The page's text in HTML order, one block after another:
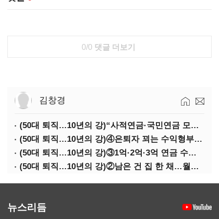
0/0 댓글 더보기
김창경
(50대 퇴직…10년의 강)“사적연금·국민연금 모두 당겨서 수령해야”
(50대 퇴직…10년의 강)④은퇴자 꾀는 수익형부동산·전업투자·편의점 창업
(50대 퇴직…10년의 강)③1억·2억·3억 연금 수령 전략
(50대 퇴직…10년의 강)②남은 건 집 한 채…월세 vs 배당 vs 주택연금
뉴스리듬